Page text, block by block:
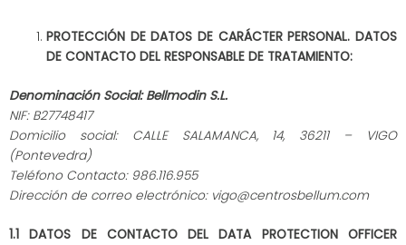
PROTECCIÓN DE DATOS DE CARÁCTER PERSONAL. DATOS
DE CONTACTO DEL RESPONSABLE DE TRATAMIENTO:
Denominación Social: Bellmodin S.L.
NIF: B27748417
Domicilio social: CALLE SALAMANCA, 14, 36211 – VIGO
(Pontevedra)
Teléfono Contacto: 986.116.955
Dirección de correo electrónico: vigo@centrosbellum.com
1.1 DATOS DE CONTACTO DEL DATA PROTECTION OFFICER